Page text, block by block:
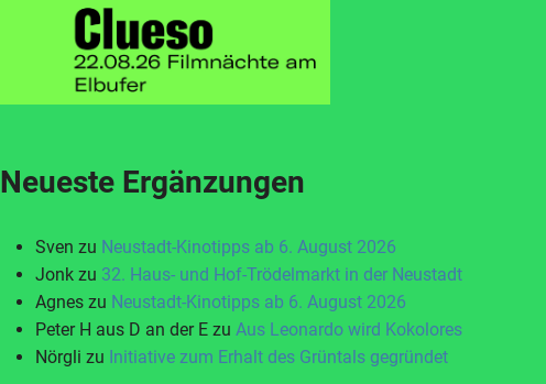
Neueste Ergänzungen
Sven zu Neustadt-Kinotipps ab 6. August 2026
Jonk zu 32. Haus- und Hof-Trödelmarkt in der Neustadt
Agnes zu Neustadt-Kinotipps ab 6. August 2026
Peter H aus D an der E zu Aus Leonardo wird Kokolores
Nörgli zu Initiative zum Erhalt des Grüntals gegründet